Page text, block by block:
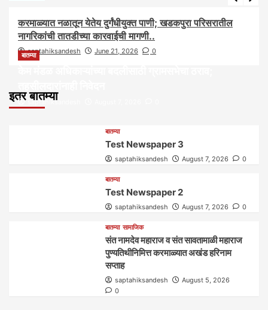
करमाळ्यात नळातून येतेय दुर्गंधीयुक्त पाणी; खडकपुरा परिसरातील
नागरिकांची तातडीच्या कारवाईची मागणी..
saptahiksandesh June 21, 2026 0
इतर बातम्या
बातम्या
saptahiksandesh
बातम्या
Test Newspaper 3
saptahiksandesh August 7, 2026 0
बातम्या
Test Newspaper 2
saptahiksandesh August 7, 2026 0
बातम्या सामाजिक
संत नामदेव महाराज व संत सावतामाळी महाराज
पुण्यतिथीनिमित्त करमाळ्यात अखंड हरिनाम
सप्ताह
saptahiksandesh
August 5, 2026
0